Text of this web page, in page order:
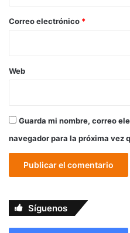
*
Correo electrónico *
Web
Guarda mi nombre, correo
navegador para la próxima vez
Síguenos